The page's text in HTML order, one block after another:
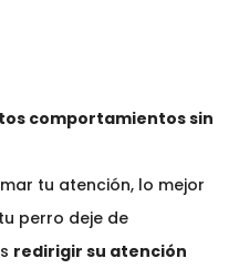
comportamientos sin
tu atención, lo mejor
perro deje de
redirigir su atención